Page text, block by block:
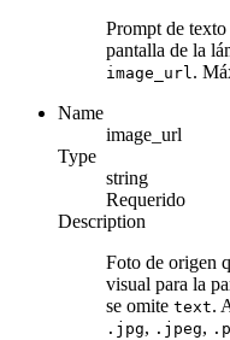
Prompt de texto
pantalla de la
image_url.
Name
image_url
Type
string
Requerido
Description
Foto de origen
visual para la
se omite text.
.jpg, .jpeg,